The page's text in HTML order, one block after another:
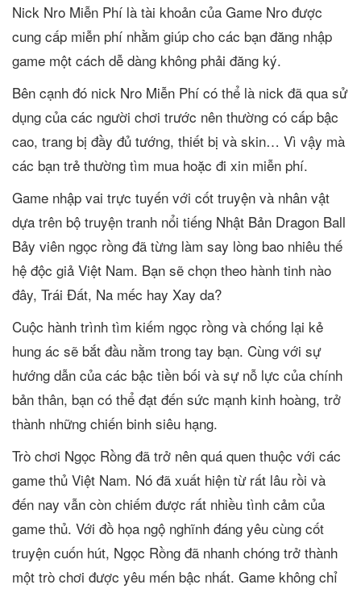
Nick Nro Miễn Phí là tài khoản của Game Nro được
cung cấp miễn phí nhằm giúp cho các bạn đăng nhập
game một cách dễ dàng không phải đăng ký.
Bên cạnh đó nick Nro Miễn Phí có thể là nick đã qua sử
dụng của các người chơi trước nên thường có cấp bậc
cao, trang bị đầy đủ tướng, thiết bị và skin… Vì vậy mà
các bạn trẻ thường tìm mua hoặc đi xin miễn phí.
Game nhập vai trực tuyến với cốt truyện và nhân vật
dựa trên bộ truyện tranh nổi tiếng Nhật Bản Dragon Ball
Bảy viên ngọc rồng đã từng làm say lòng bao nhiêu thế
hệ độc giả Việt Nam. Bạn sẽ chọn theo hành tinh nào
đây, Trái Đất, Na mếc hay Xay da?
Cuộc hành trình tìm kiếm ngọc rồng và chống lại kẻ
hung ác sẽ bắt đầu nằm trong tay bạn. Cùng với sự
hướng dẫn của các bậc tiền bối và sự nỗ lực của chính
bản thân, bạn có thể đạt đến sức mạnh kinh hoàng, trở
thành những chiến binh siêu hạng.
Trò chơi Ngọc Rồng đã trở nên quá quen thuộc với các
game thủ Việt Nam. Nó đã xuất hiện từ rất lâu rồi và
đến nay vẫn còn chiếm được rất nhiều tình cảm của
game thủ. Với đồ họa ngộ nghĩnh đáng yêu cùng cốt
truyện cuốn hút, Ngọc Rồng đã nhanh chóng trở thành
một trò chơi được yêu mến bậc nhất. Game không chỉ